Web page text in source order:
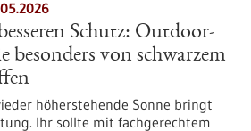
Schutz: Outdoor-
besonders von schwarzem
höherstehende Sonne bringt
Ihr sollte mit fachgerechtem